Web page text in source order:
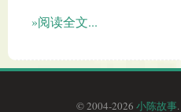
»阅读全文...
© 2004-2026 小陈故事